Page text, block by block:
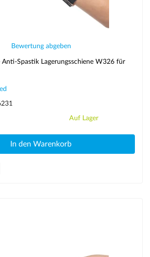
Bewertung abgeben
Anti-Spastik Lagerungsschiene W326 für
Auf Lager
In den Warenkorb